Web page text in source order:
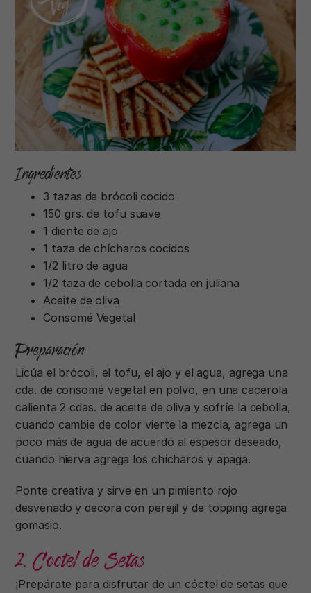
Ingredientes
3 tazas de brócoli cocido
150 grs. de tofu suave
1 diente de ajo
1 taza de chícharos cocidos
1/2 litro de agua
1/2 taza de cebolla cortada en juliana
Aceite de oliva
Consomé Vegetal
Preparación
Licúa el brócoli, el tofu, el ajo y el agua, agrega una
cda. de consomé vegetal en polvo, en una cacerola
calienta 2 cdas. de aceite de oliva y sofríe la cebolla,
cuando cambie de color vierte la mezcla, agrega un
poco más de agua de acuerdo al espesor deseado,
cuando hierva agrega los chícharos y apaga.
Ponte creativa y sirve en un pimiento rojo
desvenado y decora con perejil y de topping agrega
gomasio.
2. Coctel de Setas
¡Prepárate para disfrutar de un cóctel de setas que